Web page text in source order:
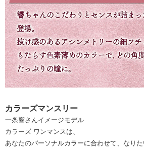
カラーズマンスリー
一条響さんイメージモデル
カラーズ ワンマンスは、
あなたのパーソナルカラーに合わせて、なり